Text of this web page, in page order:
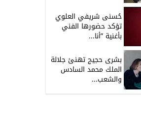
حُسنى شريفي العلوي
تؤكد حضورها الفني
بأغنية ”أنا...
بشرى حجيج تهنئ جلالة
الملك محمد السادس
والشعب...